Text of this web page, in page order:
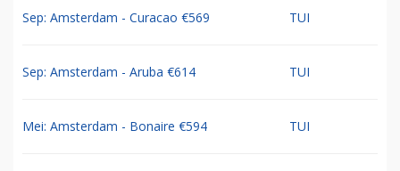
Sep: Amsterdam - Curacao €569 TUI
Sep: Amsterdam - Aruba €614 TUI
Mei: Amsterdam - Bonaire €594 TUI